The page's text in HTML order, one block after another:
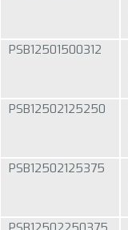
PSB12501500312
PSB12502125250
PSB12502125375